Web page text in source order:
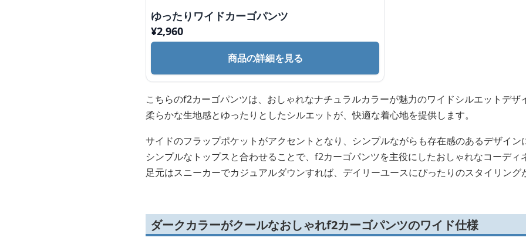
ゆったりワイドカーゴパンツ
¥2,960
商品の詳細を見る
こちらのf2カーゴパンツは、おしゃれなナチュラルカラーが魅力のワイドシルエットデザ
柔らかな生地感とゆったりとしたシルエットが、快適な着心地を提供します。
サイドのフラップポケットがアクセントとなり、シンプルながらも存在感のあるデザイン
シンプルなトップスと合わせることで、f2カーゴパンツを主役にしたおしゃれなコーディ
足元はスニーカーでカジュアルダウンすれば、デイリーユースにぴったりのスタイリング
ダークカラーがクールなおしゃれf2カーゴパンツのワイド仕様